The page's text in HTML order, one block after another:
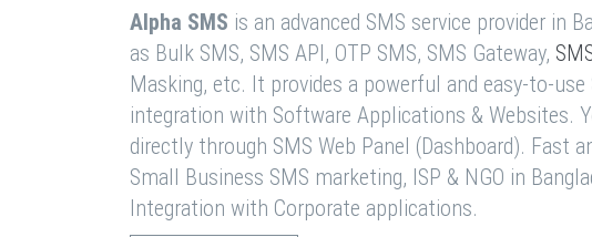
Alpha SMS is an advanced SMS service provider in
as Bulk SMS, SMS API, OTP SMS, SMS Gateway,
Masking, etc. It provides a powerful and easy-to-use
integration with Software Applications & Websites.
directly through SMS Web Panel (Dashboard). Fast
Small Business SMS marketing, ISP & NGO in
Integration with Corporate applications.